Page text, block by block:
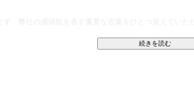
それは、「前に進む」ということ。
続きを読む